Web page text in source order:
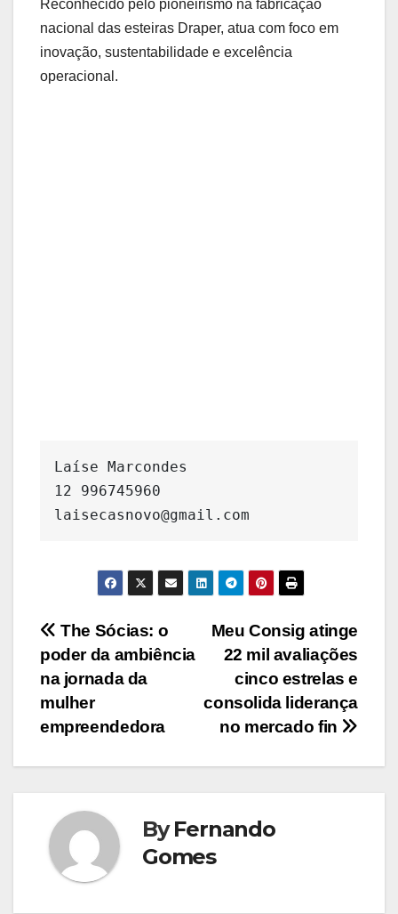
Reconhecido pelo pioneirismo na fabricação
nacional das esteiras Draper, atua com foco em
inovação, sustentabilidade e excelência
operacional.
Laíse Marcondes
12 996745960
laisecasnovo@gmail.com
Navegação
de
Post
Meu Consig atinge
22 mil avaliações
cinco estrelas e
consolida liderança
no mercado fin
The Sócias: o
poder da ambiência
na jornada da
mulher
empreendedora
ByFernando
Gomes